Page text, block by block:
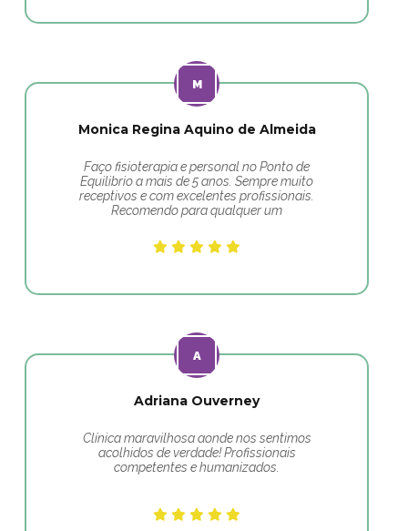
Monica Regina Aquino de Almeida
Faço fisioterapia e personal no Ponto de
Equilibrio a mais de 5 anos. Sempre muito
receptivos e com excelentes profissionais.
Recomendo para qualquer um
Adriana Ouverney
Clínica maravilhosa aonde nos sentimos
acolhidos de verdade! Profissionais
competentes e humanizados.